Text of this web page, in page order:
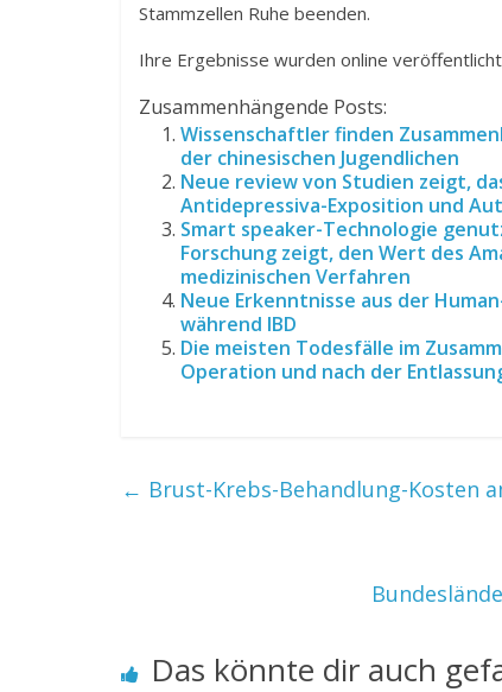
Stammzellen Ruhe beenden.
Ihre Ergebnisse wurden online
Zusammenhängende Posts:
Wissenschaftler finden
der chinesischen Jugendlichen
Neue review von Studien zeigt,
Antidepressiva-Exposition und
Smart speaker-Technologie
Forschung zeigt, den Wert des
medizinischen Verfahren
Neue Erkenntnisse aus der
während IBD
Die meisten Todesfälle im
Operation und nach der
← Brust-Krebs-Behandlung-Kosten
Das könnte dir auch